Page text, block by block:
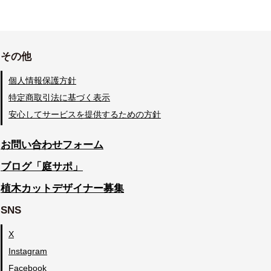
その他
個人情報保護方針
特定商取引法に基づく表示
安心してサービスを提供するための方針
お問い合わせフォーム
ブログ「庭サポ」
植木カットデザイナー募集
SNS
X
Instagram
Facebook